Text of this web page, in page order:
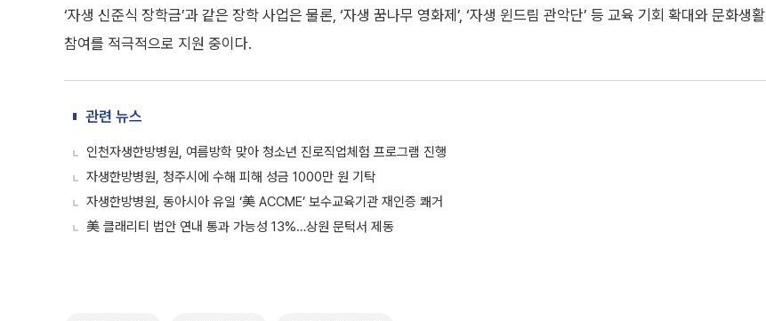
‘자생 신준식 장학금’과 같은 장학 사업은 물론, ‘자생 꿈나무 영화제’, ‘자생 윈드림 관악단’ 등 교육 기회 확대와 문화생활
참여를 적극적으로 지원 중이다.
관련 뉴스
인천자생한방병원, 여름방학 맞아 청소년 진로직업체험 프로그램 진행
자생한방병원, 청주시에 수해 피해 성금 1000만 원 기탁
자생한방병원, 동아시아 유일 ‘美 ACCME’ 보수교육기관 재인증 쾌거
美 클래리티 법안 연내 통과 가능성 13%…상원 문턱서 제동